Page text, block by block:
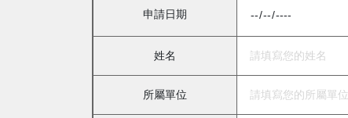
申請日期
姓名
所屬單位